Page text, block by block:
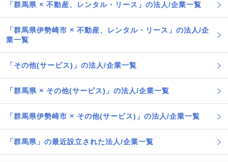
「群馬県 × 不動産、レンタル・リース」の法人/企業一覧
「群馬県伊勢崎市 × 不動産、レンタル・リース」の法人/企
業一覧
「その他(サービス)」の法人/企業一覧
「群馬県 × その他(サービス)」の法人/企業一覧
「群馬県伊勢崎市 × その他(サービス)」の法人/企業一覧
「群馬県」の最近設立された法人/企業一覧